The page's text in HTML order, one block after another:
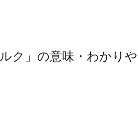
ク」の意味・わかり